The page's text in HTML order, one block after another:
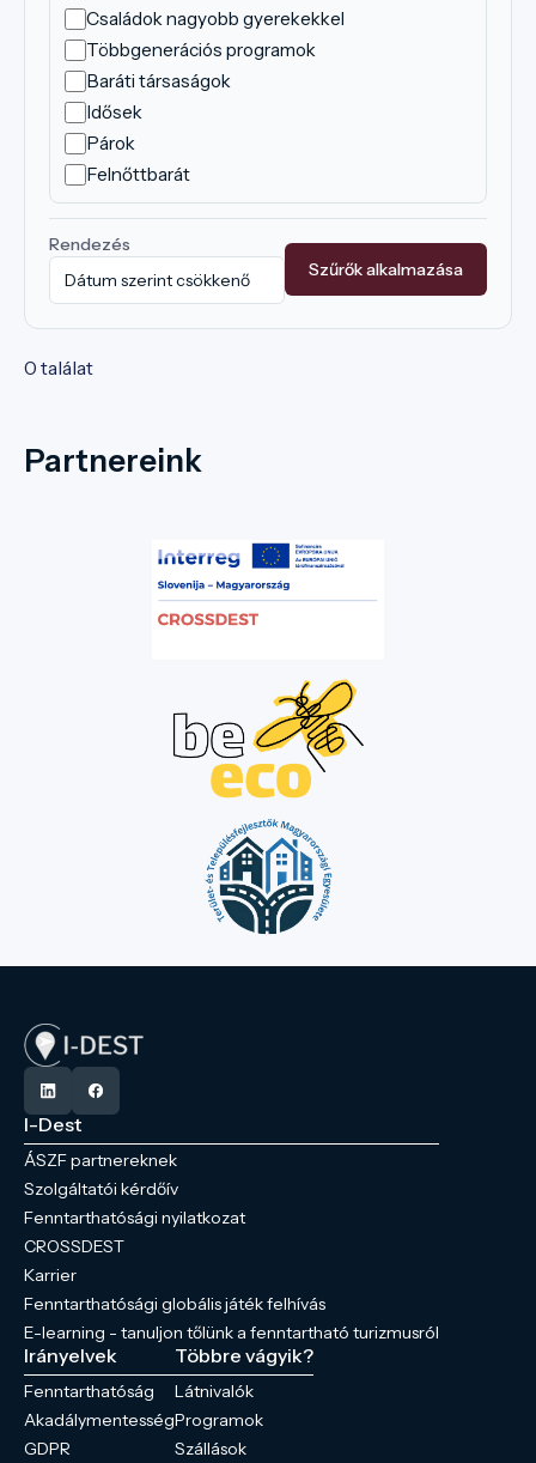
Családok nagyobb gyerekekkel
Többgenerációs programok
Baráti társaságok
Idősek
Párok
Felnőttbarát
Rendezés
Szűrők alkalmazása
0 találat
Partnereink
I-Dest
ÁSZF partnereknek
Szolgáltatói kérdőív
Fenntarthatósági nyilatkozat
CROSSDEST
Karrier
Fenntarthatósági globális játék felhívás
E-learning - tanuljon tőlünk a fenntartható turizmusról
Irányelvek
Fenntarthatóság
Akadálymentesség
GDPR
Többre vágyik?
Látnivalók
Programok
Szállások